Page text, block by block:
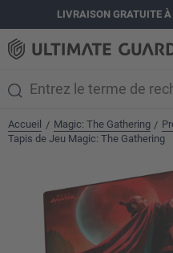
principalLIVRAISON GRATUITE
Accueil / Magic: The Gathering /
Tapis de Jeu Magic: The Gathering